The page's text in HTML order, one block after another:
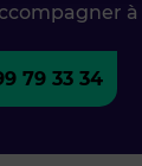
79 33 34